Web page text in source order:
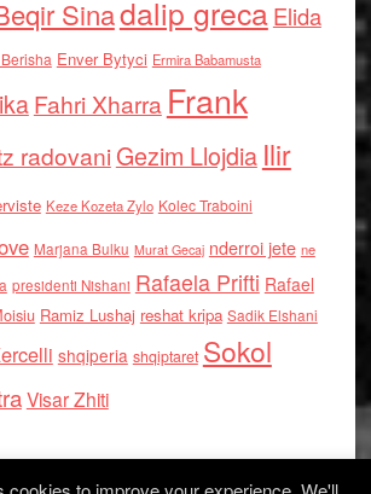
Sinadalip grecaElida
Enver Bytyci Ermira Babamusta
Fahri Xharra Frank
radovaniGezim Llojdia Ilir
Keze Kozeta Zylo Kolec Traboini
Marjana Bulku Murat Gecaj nderroi jete ne
presidenti Nishani Rafaela Prifti Rafael
Ramiz Lushaj reshat kripa Sadik Elshani
shqiperia shqiptaret Sokol
Visar Zhiti